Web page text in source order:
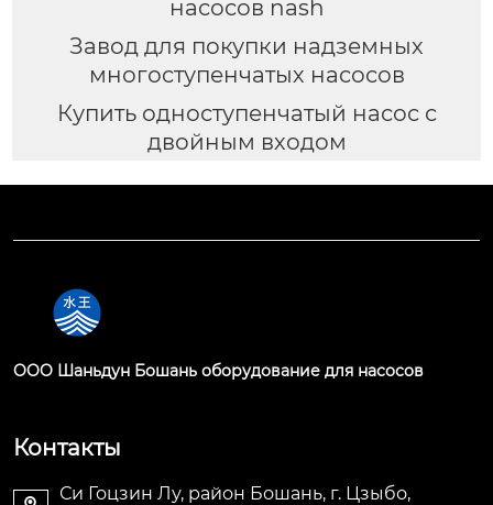
насосов nash
Завод для покупки надземных
многоступенчатых насосов
Купить одноступенчатый насос с
двойным входом
OOO Шаньдун Бошань оборудование для насосов
Контакты
Си Гоцзин Лу, район Бошань, г. Цзыбо,